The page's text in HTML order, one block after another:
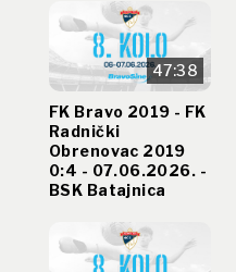
47:38
FK Bravo 2019 - FK
Radnički
Obrenovac 2019
0:4 - 07.06.2026. -
BSK Batajnica